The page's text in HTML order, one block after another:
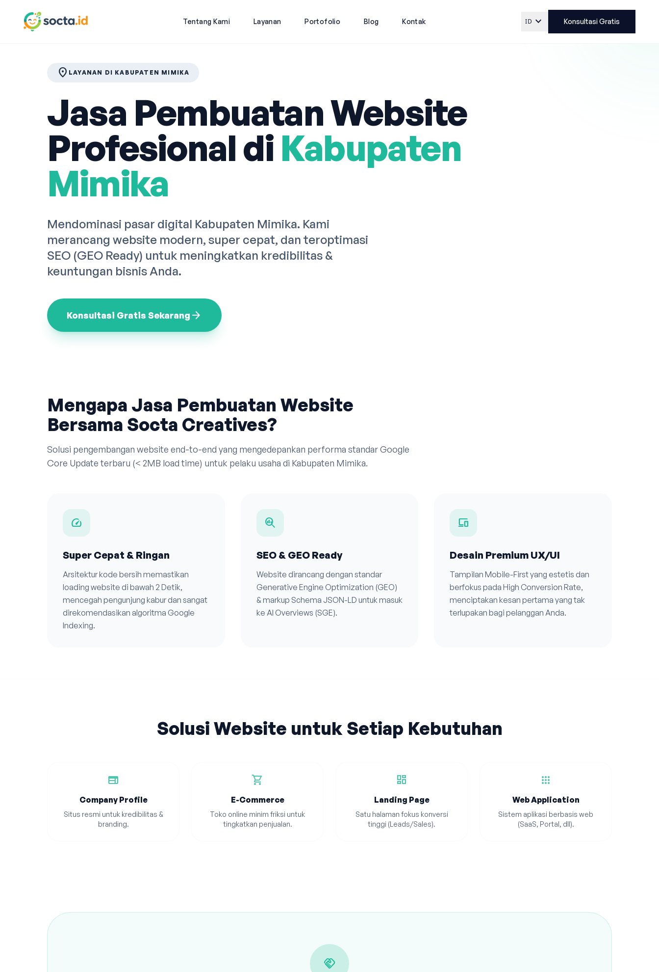
Tentang Kami Layanan Portofolio Blog Kontak ID expand_more Konsultasi Gratis
location_on LAYANAN DI KABUPATEN MIMIKA
Jasa Pembuatan Website
Profesional di Kabupaten
Mimika
Mendominasi pasar digital Kabupaten Mimika. Kami
merancang website modern, super cepat, dan teroptimasi
SEO (GEO Ready) untuk meningkatkan kredibilitas &
keuntungan bisnis Anda.
Konsultasi Gratis Sekarang arrow_forward
Mengapa Jasa Pembuatan Website
Bersama Socta Creatives?
Solusi pengembangan website end-to-end yang mengedepankan performa standar Google
Core Update terbaru (< 2MB load time) untuk pelaku usaha di Kabupaten Mimika.
speed
Super Cepat & Ringan
Arsitektur kode bersih memastikan
loading website di bawah 2 Detik,
mencegah pengunjung kabur dan sangat
direkomendasikan algoritma Google
Indexing.
search_insights
SEO & GEO Ready
Website dirancang dengan standar
Generative Engine Optimization (GEO)
& markup Schema JSON-LD untuk masuk
ke AI Overviews (SGE).
devices
Desain Premium UX/UI
Tampilan Mobile-First yang estetis dan
berfokus pada High Conversion Rate,
menciptakan kesan pertama yang tak
terlupakan bagi pelanggan Anda.
Solusi Website untuk Setiap Kebutuhan
web
Company Profile
Situs resmi untuk kredibilitas &
branding.
shopping_cart
E-Commerce
Toko online minim friksi untuk
tingkatkan penjualan.
dashboard
Landing Page
Satu halaman fokus konversi
tinggi (Leads/Sales).
apps
Web Application
Sistem aplikasi berbasis web
(SaaS, Portal, dll).
handshake